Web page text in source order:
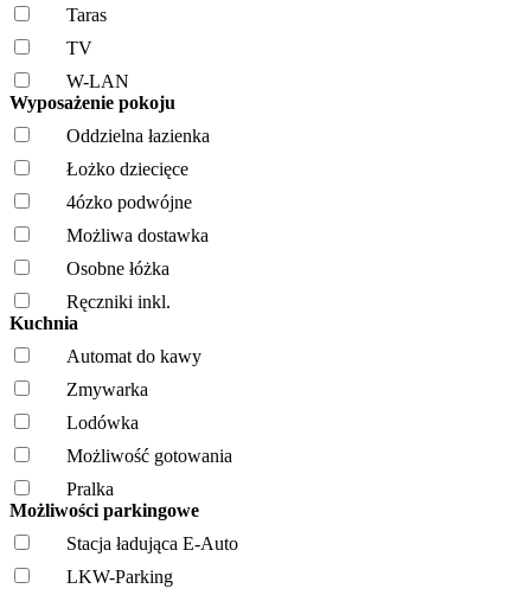
Taras
TV
W-LAN
Wyposażenie pokoju
Oddzielna łazienka
Łożko dziecięce
4ózko podwójne
Możliwa dostawka
Osobne łóżka
Ręczniki inkl.
Kuchnia
Automat do kawy
Zmywarka
Lodówka
Możliwość gotowania
Pralka
Możliwości parkingowe
Stacja ładująca E-Auto
LKW-Parking